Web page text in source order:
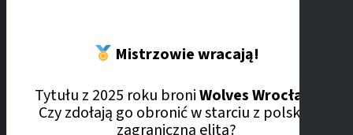
Mistrzowie wracają!
Tytułu z 2025 roku broniWolves Wrocław
Czy zdołają go obronić w starciu z polską i
zagraniczną elitą?